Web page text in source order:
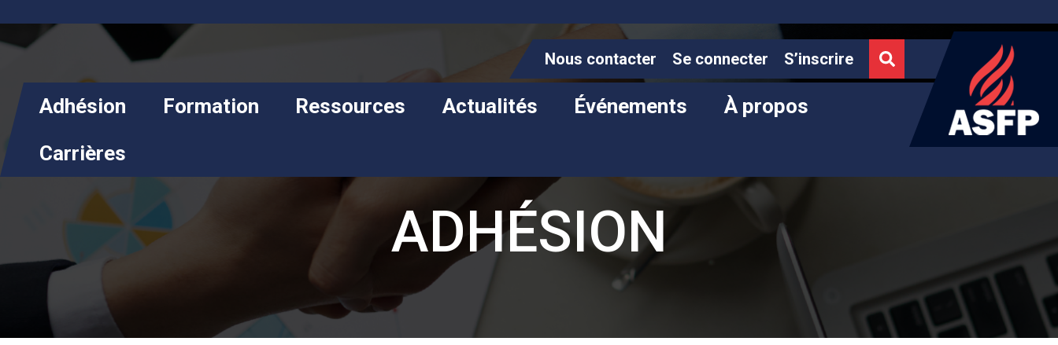
Nous contacter Se connecter S’inscrire
Adhésion Formation Ressources Actualités Événements
À propos
Carrières
ADHÉSION